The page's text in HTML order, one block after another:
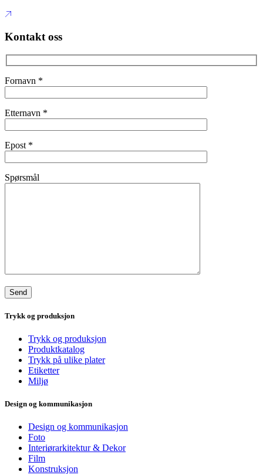
Kontakt oss
Fornavn *
Etternavn *
Epost *
Spørsmål
Trykk og produksjon
Trykk og produksjon
Produktkatalog
Trykk på ulike plater
Etiketter
Miljø
Design og kommunikasjon
Design og kommunikasjon
Foto
Interiørarkitektur & Dekor
Film
Konstruksjon